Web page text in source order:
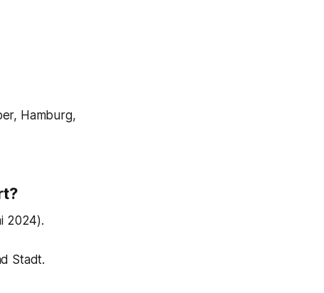
Hamburg,
2024).
Stadt.